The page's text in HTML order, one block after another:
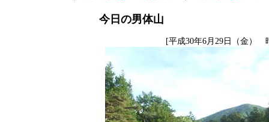
今日の男体山
[平成30年6月29日（金）